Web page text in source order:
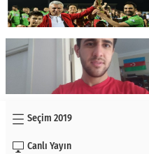
Seçim 2019
Canlı Yayın